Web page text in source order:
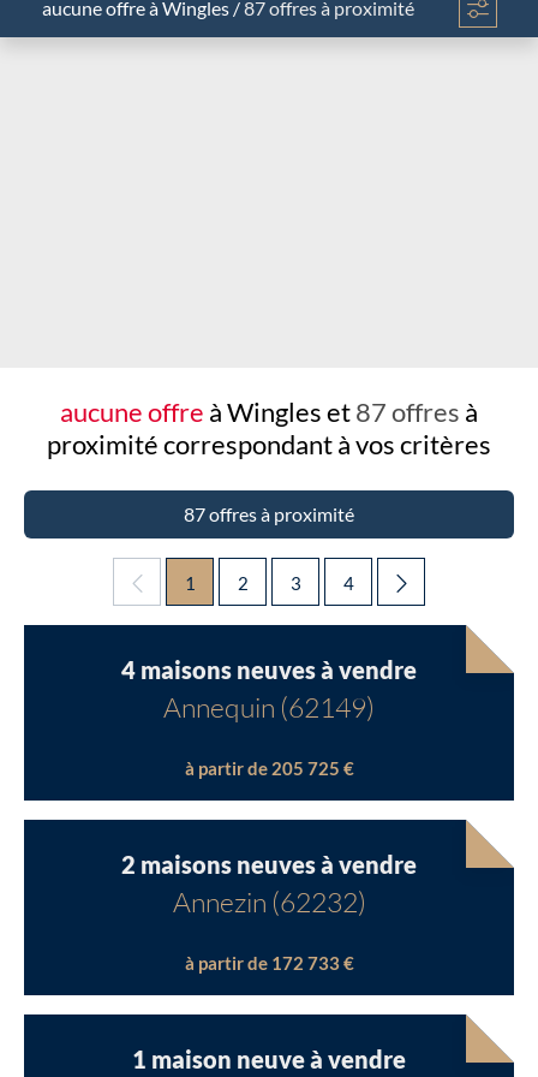
aucune offreà Wingles /87 offres à proximité
aucune offre à Wingles et87 offres à
proximitécorrespondant à vos critères
87 offres à proximité
1 2 3 4
4 maisons neuves à vendre
Annequin (62149)
à partir de 205 725 €
2 maisons neuves à vendre
Annezin (62232)
à partir de 172 733 €
1 maison neuve à vendre